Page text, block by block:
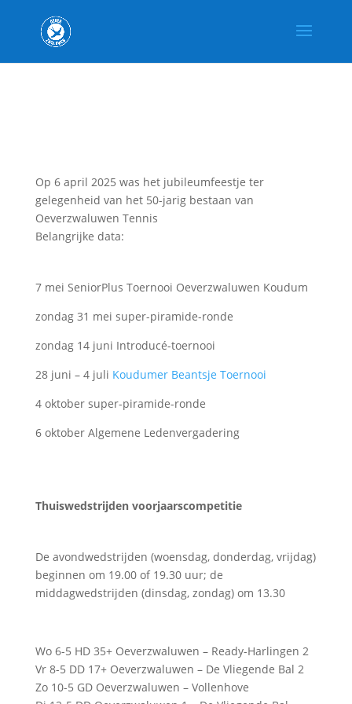
Op 6 april 2025 was het jubileumfeestje ter
gelegenheid van het 50-jarig bestaan van
Oeverzwaluwen Tennis
Belangrijke data:
7 mei SeniorPlus Toernooi Oeverzwaluwen Koudum
zondag 31 mei super-piramide-ronde
zondag 14 juni Introducé-toernooi
28 juni – 4 juli Koudumer Beantsje Toernooi
4 oktober super-piramide-ronde
6 oktober Algemene Ledenvergadering
Thuiswedstrijden voorjaarscompetitie
De avondwedstrijden (woensdag, donderdag, vrijdag)
beginnen om 19.00 of 19.30 uur; de
middagwedstrijden (dinsdag, zondag) om 13.30
Wo 6-5 HD 35+ Oeverzwaluwen – Ready-Harlingen 2
Vr 8-5 DD 17+ Oeverzwaluwen – De Vliegende Bal 2
Zo 10-5 GD Oeverzwaluwen – Vollenhove